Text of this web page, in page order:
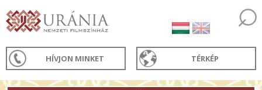
HÍVJON MINKET TÉRKÉP